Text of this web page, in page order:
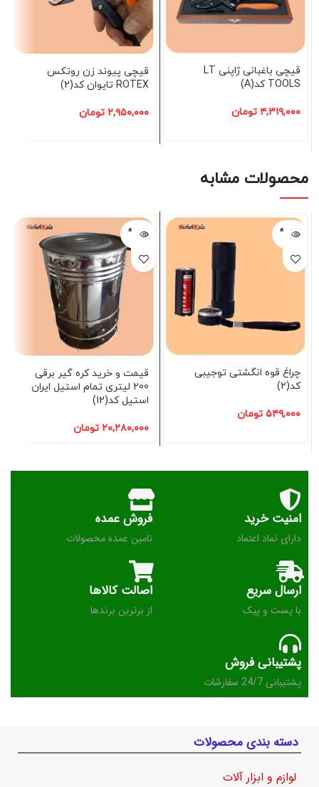
قیچی باغبانی ژاپنی LT
TOOLS کد(A)
۴,۳۱۹,۰۰۰ تومان
قیچی پیوند زن روتکس
ROTEX تایوان کد(2)
۲,۹۵۰,۰۰۰ تومان
محصولات مشابه
فروخته
شده
چراغ قوه انگشتی توجیبی
کد(2)
۵۴۹,۰۰۰ تومان
فروخته
شده
قیمت و خرید کره گیر برقی
200 لیتری تمام استیل ایران
استیل کد(12)
۲۰,۲۸۰,۰۰۰ تومان
امنیت خرید
دارای نماد اعتماد
فروش عمده
تامین عمده محصولات
ارسال سریع
با پست و پیک
اصالت کالاها
از برترین برندها
پشتیبانی فروش
پشتیبانی 24/7 سفارشات
دسته بندی محصولات
لوازم و ابزار آلات